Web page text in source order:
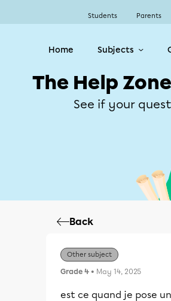
Students Parents
Home Subjects
The Help
See if your
Back
Other subject
Grade 4 • May 14, 2025
est ce quand je pose